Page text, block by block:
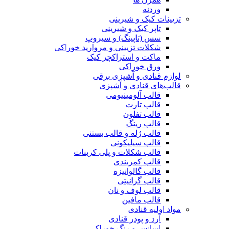
وردنه
تزیینات کیک و شیرینی
تاپر کیک و شیرینی
سس (تاپینگ) و سیروپ
شکلات تزیینی و مروارید خوراکی
ماکت و استراکچر کیک
ورق خوراکی
لوازم قنادی و آشپزی برقی
قالب‌های قنادی و آشپزی
قالب آلومینیومی
قالب تارت
قالب تفلون
قالب رینگ
قالب ژله و قالب بستنی
قالب سیلیکونی
قالب شکلات و پلی کربنات
قالب کمربندی
قالب گالوانیزه
قالب گرانیتی
قالب لوف و نان
قالب مافین
مواد اولیه قنادی
آرد و پودر قنادی